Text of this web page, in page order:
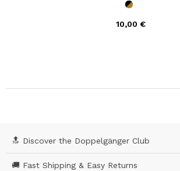
10,00 €
🔝 Discover the Doppelgänger Club
🚚 Fast Shipping & Easy Returns